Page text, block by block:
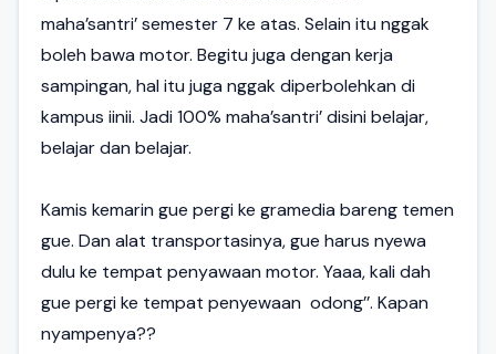
maha’santri’ semester 7 ke atas. Selain itu nggak
boleh bawa motor. Begitu juga dengan kerja
sampingan, hal itu juga nggak diperbolehkan di
kampus iinii. Jadi 100% maha’santri’ disini belajar,
belajar dan belajar.
Kamis kemarin gue pergi ke gramedia bareng temen
gue. Dan alat transportasinya, gue harus nyewa
dulu ke tempat penyawaan motor. Yaaa, kali dah
gue pergi ke tempat penyewaan odong’’. Kapan
nyampenya??